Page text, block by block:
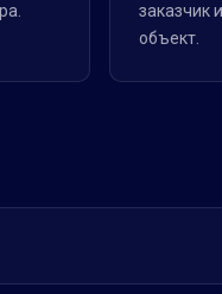
заказчик
объект.